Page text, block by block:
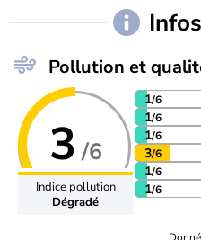
Pollution et
3 /6
Indice pollution
Dégradé
1/6
1/6
1/6
3/6
1/6
1/6